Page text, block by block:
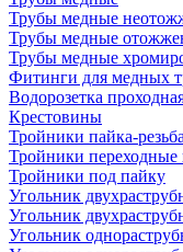
Трубы медные
Трубы медные
Трубы медные
Фитинги для медных
Водорозетка
Крестовины
Тройники пайка-резьба
Тройники переходные
Тройники под пайку
Угольник
Угольник
Угольник